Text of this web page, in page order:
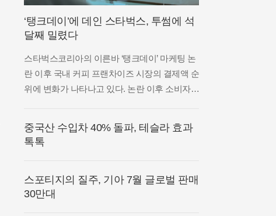
‘탱크데이’에 데인 스타벅스, 투썸에 석
달째 밀렸다
스타벅스코리아의 이른바 ‘탱크데이’ 마케팅 논
란 이후 국내 커피 프랜차이즈 시장의 결제액 순
위에 변화가 나타나고 있다. 논란 이후 소비자
을 얻은 것으로 나타났다.지난 4일 AI 데이터 기
업 아이지에이웍스의 모바일인덱스에 따르면
중국산 수입차 40% 돌파, 테슬라 효과
톡톡
스포티지의 질주, 기아 7월 글로벌 판매
30만대